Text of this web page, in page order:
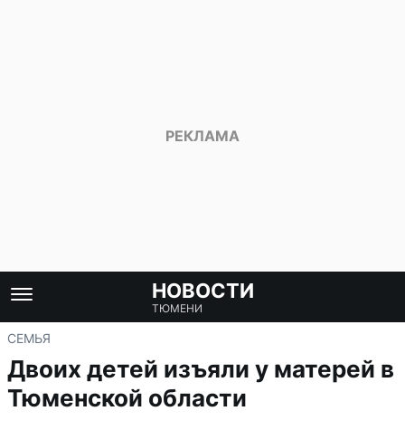
НОВОСТИ
ТЮМЕНИ
СЕМЬЯ
Двоих детей изъяли у матерей в
Тюменской области